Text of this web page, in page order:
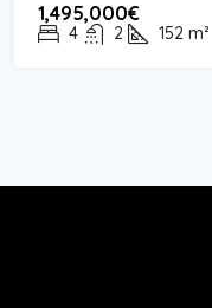
1,495,000€
4 2 152 m²